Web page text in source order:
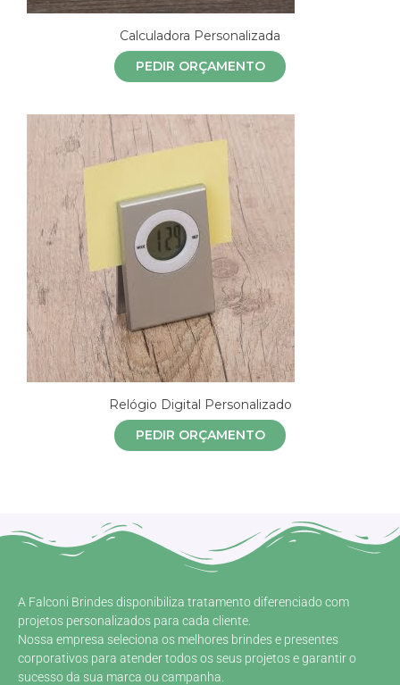
Calculadora Personalizada
PEDIR ORÇAMENTO
Relógio Digital Personalizado
PEDIR ORÇAMENTO
A Falconi Brindes disponibiliza tratamento diferenciado com
projetos personalizados para cada cliente.
Nossa empresa seleciona os melhores brindes e presentes
corporativos para atender todos os seus projetos e garantir o
sucesso da sua marca ou campanha.